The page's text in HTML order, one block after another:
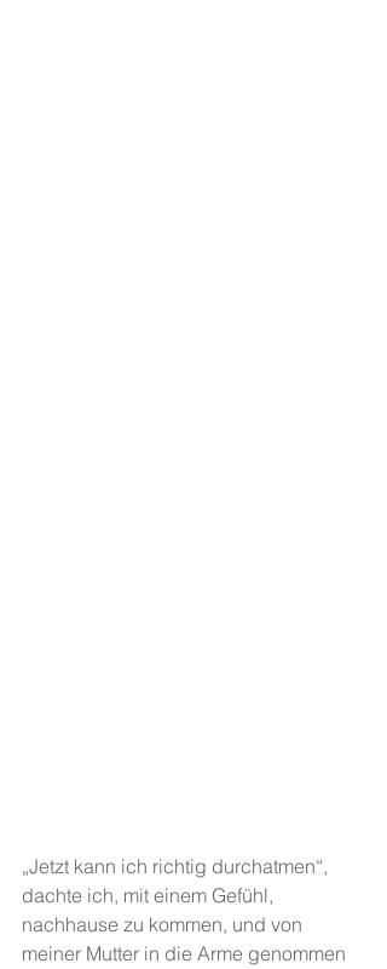
„Jetzt kann ich richtig durchatmen“,
dachte ich, mit einem Gefühl,
nachhause zu kommen, und von
meiner Mutter in die Arme genommen